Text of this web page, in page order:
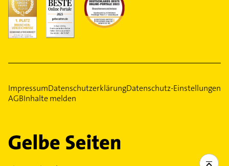
ImpressumDatenschutzerklärungDatenschutz-Einstellungen
AGBInhalte melden